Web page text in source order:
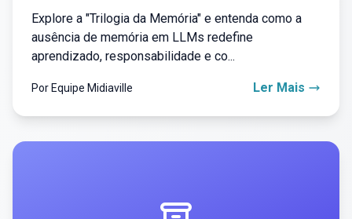
Explore a "Trilogia da Memória" e entenda como a
ausência de memória em LLMs redefine
aprendizado, responsabilidade e co...
Por Equipe Midiaville Ler Mais